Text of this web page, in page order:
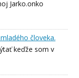
Jarko.onko
človeka.
keďže som v